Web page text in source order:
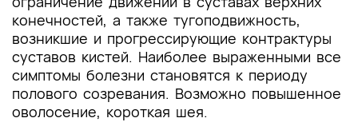
конечностей, а также тугоподвижность,
возникшие и прогрессирующие контрактуры
суставов кистей. Наиболее выраженными все
симптомы болезни становятся к периоду
полового созревания. Возможно повышенное
оволосение, короткая шея.